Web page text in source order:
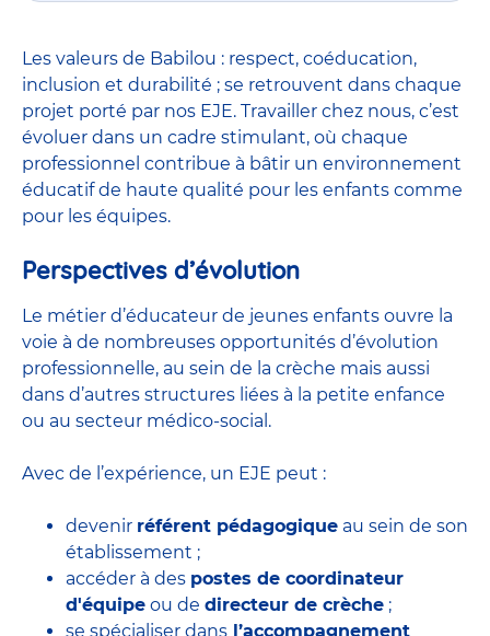
Les valeurs de Babilou : respect, coéducation,
inclusion et durabilité ; se retrouvent dans chaque
projet porté par nos EJE. Travailler chez nous, c’est
évoluer dans un cadre stimulant, où chaque
professionnel contribue à bâtir un environnement
éducatif de haute qualité pour les enfants comme
pour les équipes.
Perspectives d’évolution
Le métier d’éducateur de jeunes enfants ouvre la
voie à de nombreuses opportunités d’évolution
professionnelle, au sein de la crèche mais aussi
dans d’autres structures liées à la petite enfance
ou au secteur médico-social.
Avec de l’expérience, un EJE peut :
devenir référent pédagogique au sein de son
établissement ;
accéder à des postes de coordinateur
d'équipe ou de directeur de crèche ;
se spécialiser dans l’accompagnement